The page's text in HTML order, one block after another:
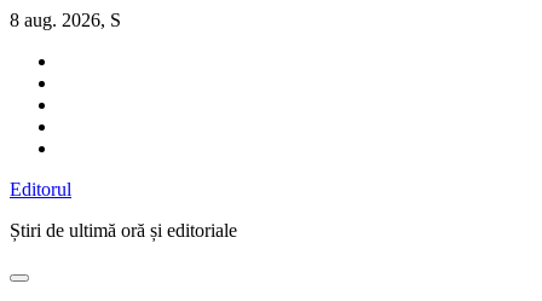
Sari
conținut
8 aug. 2026, S
Editorul
Știri de ultimă oră și editoriale